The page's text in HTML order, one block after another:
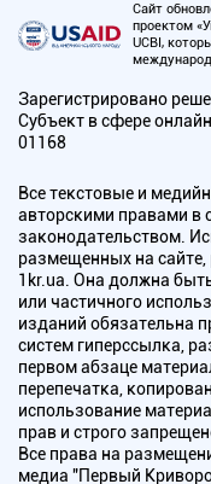
Сайт
проектом
UCBI,
Зарегистрировано
Субъект в сфере
01168
Все текстовые и
авторскими правами в
законодательством.
размещенных на сайте,
1kr.ua. Она должна
или частичного
изданий обязательна
систем гиперссылка,
первом абзаце
перепечатка,
использование
прав и строго
Все права на
медиа "Первый